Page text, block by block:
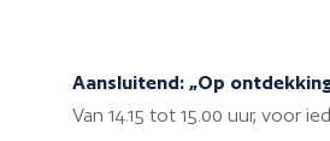
Aansluitend: „Op
Van 14.15 tot 15.00 uur, voor